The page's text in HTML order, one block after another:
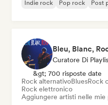
Indie rock
Pop rock Post
Bleu, Blanc,
Curatore Di
&gt; 700 risposte date
Rock alternativoBluesRock
Rock elettronico
Aggiungere artisti nelle mie